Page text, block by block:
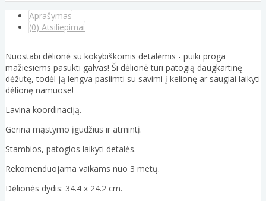
Aprašymas
(0) Atsiliepimai
Nuostabi dėlionė su kokybiškomis detalėmis - puiki proga
mažiesiems pasukti galvas! Ši dėlionė turi patogią daugkartinę
dėžutę, todėl ją lengva pasiimti su savimi į kelionę ar saugiai laikyti
dėlionę namuose!
Lavina koordinaciją.
Gerina mąstymo įgūdžius ir atmintį.
Stambios, patogios laikyti detalės.
Rekomenduojama vaikams nuo 3 metų.
Dėlionės dydis: 34.4 x 24.2 cm.